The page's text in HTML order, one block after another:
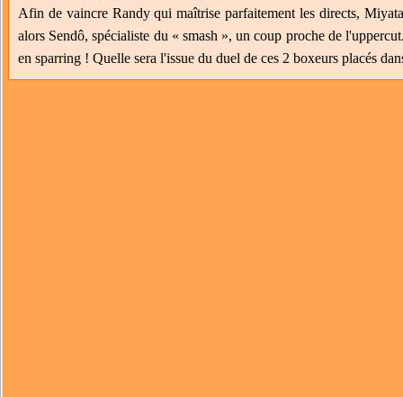
Afin de vaincre Randy qui maîtrise parfaitement les directs,
alors Sendô, spécialiste du « smash », un coup proche de
en sparring ! Quelle sera l'issue du duel de ces 2 boxeurs placés